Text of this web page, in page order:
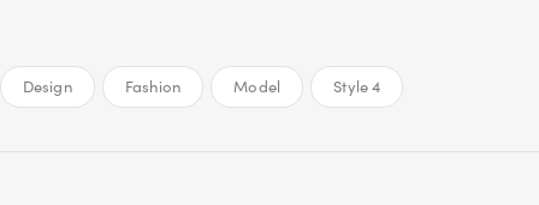
Design Fashion Model Style 4